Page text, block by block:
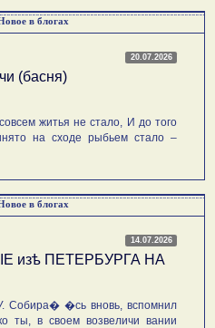
в блогах
20.07.2026
(басня)
житья не стало, И до того
на сходе рыбьем стало –
в блогах
14.07.2026
изѣ ПЕТЕРБУРГА НА
�сь вновь, вспомнил
ты, в своем возвеличи вании